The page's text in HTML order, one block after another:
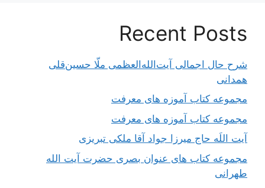
Recent Posts
شرح حال اجمالی آیت‌الله‌العظمی ملّا حسین‌قلی
همدانی
مجموعه کتاب آموزه های معرفت
مجموعه کتاب آموزه های معرفت
آیت اللَه حاج میرزا جواد آقا ملکی تبریزی
مجموعه کتاب های عنوان بصری حضرت آیت الله
طهرانی